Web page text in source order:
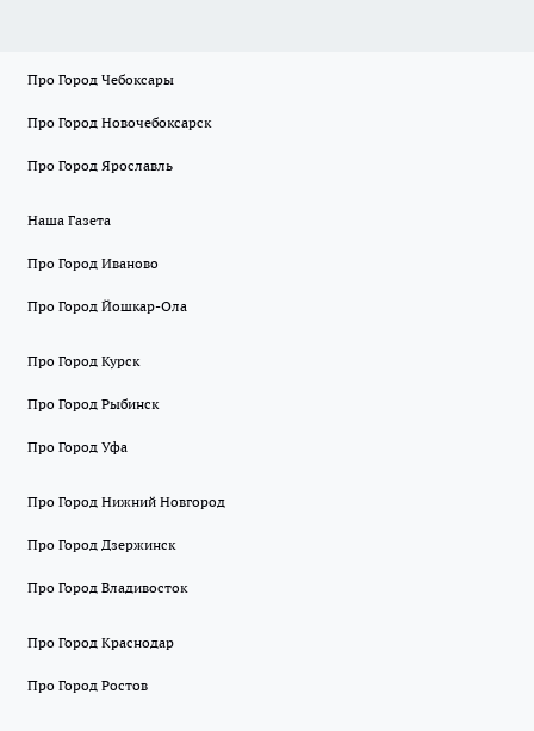
Про Город Чебоксары
Про Город Новочебоксарск
Про Город Ярославль
Наша Газета
Про Город Иваново
Про Город Йошкар-Ола
Про Город Курск
Про Город Рыбинск
Про Город Уфа
Про Город Нижний Новгород
Про Город Дзержинск
Про Город Владивосток
Про Город Краснодар
Про Город Ростов